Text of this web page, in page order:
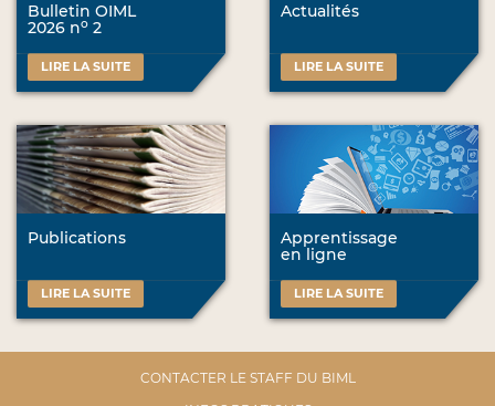
Bulletin OIML
2026 no 2
LIRE LA SUITE
Actualités
LIRE LA SUITE
Publications
LIRE LA SUITE
Apprentissage
en ligne
LIRE LA SUITE
CONTACTER LE STAFF DU BIML